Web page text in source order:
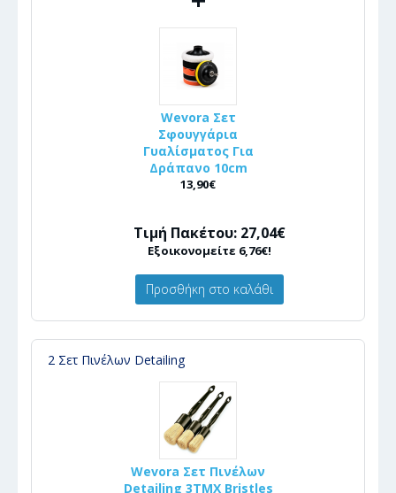
Wevora Σετ
Σφουγγάρια
Γυαλίσματος Για
Δράπανο 10cm
13,90€
Τιμή Πακέτου: 27,04€
Εξοικονομείτε 6,76€!
Προσθήκη στο καλάθι
2 Σετ Πινέλων Detailing
Wevora Σετ Πινέλων
Detailing 3ΤΜΧ Bristles